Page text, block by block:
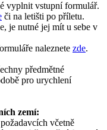
vyplnit vstupní formulář.
či na letišti po příletu.
je nutné jej mít u sebe v
naleznete zde.
předmětné
pro urychlení
zemí:
včetně